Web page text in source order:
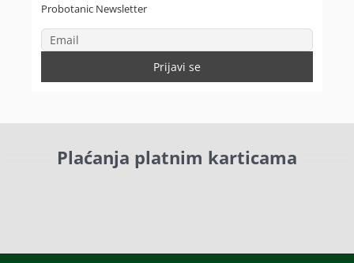
Probotanic Newsletter
Plaćanja platnim karticama